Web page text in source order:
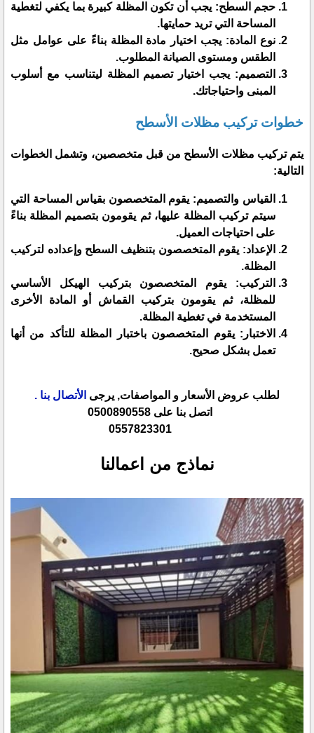
حجم السطح: يجب أن تكون المظلة كبيرة بما يكفي لتغطية
المساحة التي تريد حمايتها.
نوع المادة: يجب اختيار مادة المظلة بناءً على عوامل مثل
الطقس ومستوى الصيانة المطلوب.
التصميم: يجب اختيار تصميم المظلة ليتناسب مع أسلوب
المبنى واحتياجاتك.
خطوات تركيب مظلات الأسطح
يتم تركيب مظلات الأسطح من قبل متخصصين، وتشمل الخطوات
التالية:
القياس والتصميم: يقوم المتخصصون بقياس المساحة التي
سيتم تركيب المظلة عليها، ثم يقومون بتصميم المظلة بناءً
على احتياجات العميل.
الإعداد: يقوم المتخصصون بتنظيف السطح وإعداده لتركيب
المظلة.
التركيب: يقوم المتخصصون بتركيب الهيكل الأساسي
للمظلة، ثم يقومون بتركيب القماش أو المادة الأخرى
المستخدمة في تغطية المظلة.
الاختبار: يقوم المتخصصون باختبار المظلة للتأكد من أنها
تعمل بشكل صحيح.
لطلب عروض الأسعار و المواصفات, يرجى الأتصال بنا .
اتصل بنا على 0500890558
نماذج من اعمالنا